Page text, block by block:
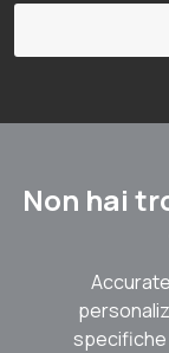
Non hai
specifiche